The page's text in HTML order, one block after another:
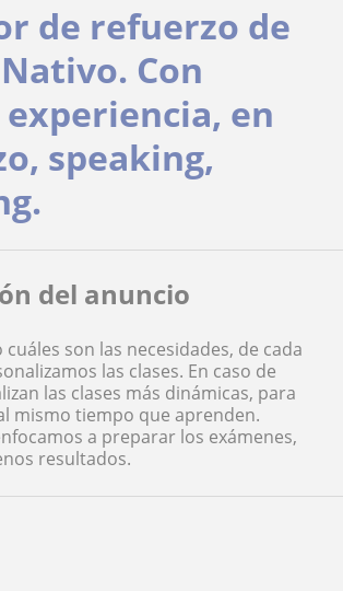
de refuerzo de
Con
en
speaking,
del anuncio
son las necesidades, de cada
las clases. En caso de
las clases más dinámicas, para
mismo tiempo que aprenden.
a preparar los exámenes,
resultados.